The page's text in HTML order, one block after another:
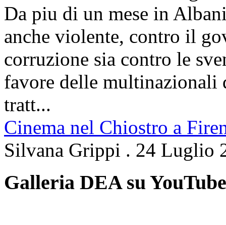
Da piu di un mese in
anche violente, contro il
corruzione sia contro le
favore delle multinazionali
tratt...
Cinema nel Chiostro a
Silvana Grippi . 24 Luglio
Galleria DEA su YouTube